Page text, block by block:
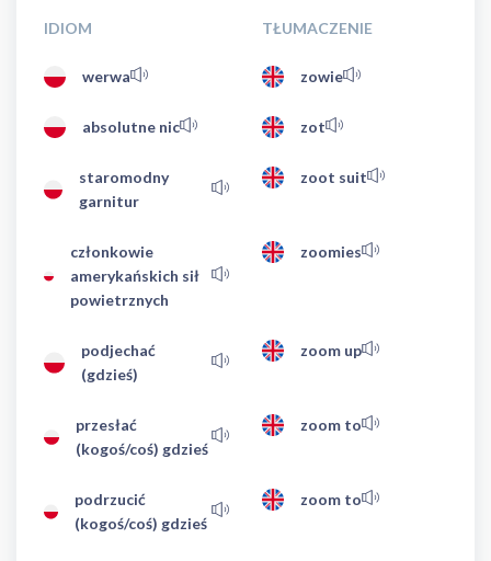
IDIOM TŁUMACZENIE
werwa zowie
absolutne nic zot
staromodny
garnitur
zoot suit
członkowie
amerykańskich sił
powietrznych
zoomies
podjechać
(gdzieś)
zoom up
przesłać
(kogoś/coś) gdzieś
zoom to
podrzucić
(kogoś/coś) gdzieś
zoom to